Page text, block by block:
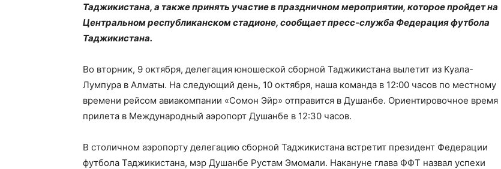
Таджикистана, а также принять участие в праздничном мероприятии, которое пройдет на
Центральном республиканском стадионе, сообщает пресс-служба Федерация футбола
Таджикистана.
Во вторник, 9 октября, делегация юношеской сборной Таджикистана вылетит из Куала-
Лумпура в Алматы. На следующий день, 10 октября, наша команда в 12:00 часов по местному
времени рейсом авиакомпании «Сомон Эйр» отправится в Душанбе. Ориентировочное время
прилета в Международный аэропорт Душанбе в 12:30 часов.
В столичном аэропорту делегацию сборной Таджикистана встретит президент Федерации
футбола Таджикистана, мэр Душанбе Рустам Эмомали. Накануне глава ФФТ назвал успехи